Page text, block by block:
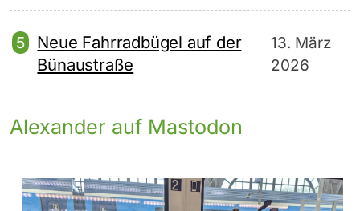
Neue Fahrradbügel auf der
Bünaustraße
13. März
2026
Alexander auf Mastodon